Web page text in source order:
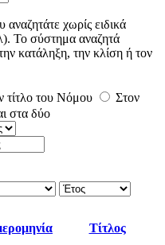
αναζητάτε χωρίς ειδικά
Το σύστημα αναζητά
κατάληξη, την κλίση ή τον
τίτλο του Νόμου
Στον
στα δύο
Τίτλος